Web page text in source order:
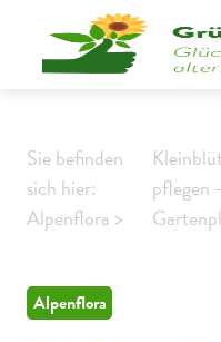
Sie befinden
sich hier:
Alpenflora >
pflegen
Alpenflora